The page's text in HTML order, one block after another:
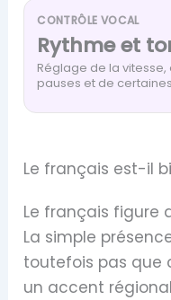
CONTRÔLE VOCAL
Rythme et
Réglage de la
pauses et de
Le français est-il
Le français figure
La simple
toutefois pas que
un accent